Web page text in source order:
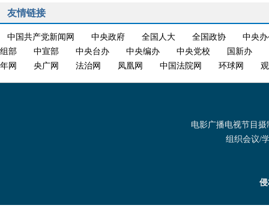
友情链接
中国共产党新闻网 中央政府 全国人大 全国政协
中央
组部
中宣部 中央台办 中央编办 中央党校
国新办
年网
央广网 法治网 凤凰网 中国法院网 环球网
电影广播电视节目摄
组织会议/